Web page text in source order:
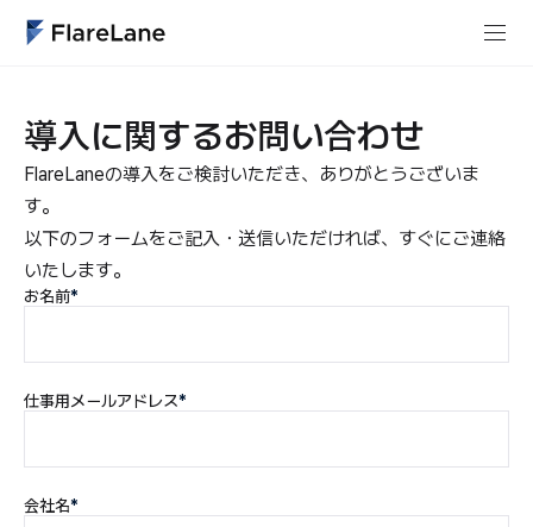
導入に関するお問い合わせ
FlareLaneの導入をご検討いただき、ありがとうございま
す。
以下のフォームをご記入・送信いただければ、すぐにご連絡
いたします。
お名前*
仕事用メールアドレス*
会社名*